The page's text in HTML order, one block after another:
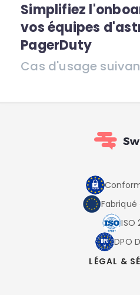
Simplifiez
vos équipes
PagerDuty
Cas d'usage
Fabriqué
ISO
DPO
LÉGAL &